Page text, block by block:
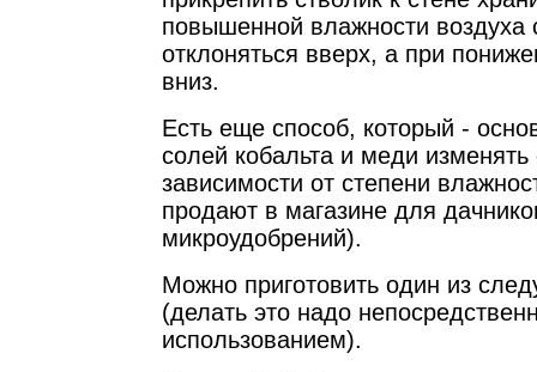
повышенной влажности воздуха
отклоняться вверх, а при
вниз.
Есть еще способ, который -
солей кобальта и меди изменять
зависимости от степени
продают в магазине для
микроудобрений).
Можно приготовить один из
(делать это надо
использованием).